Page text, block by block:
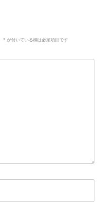
* が付いている欄は必須項目です